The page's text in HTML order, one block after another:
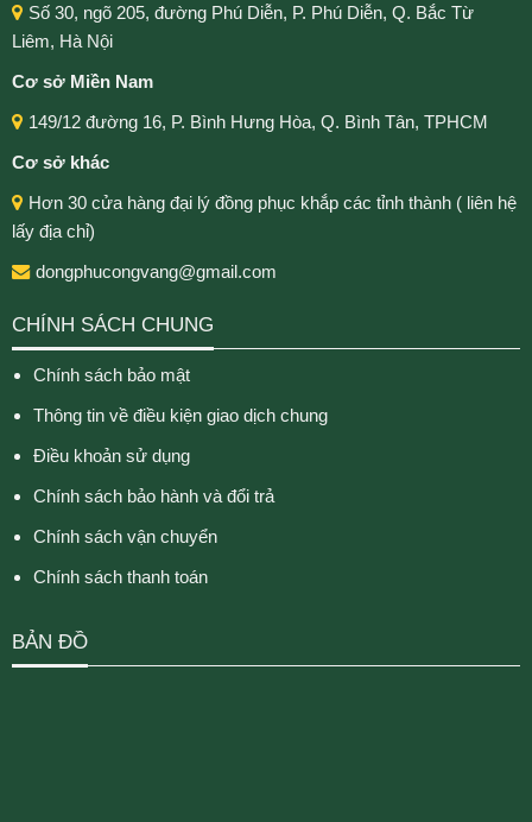
Số 30, ngõ 205, đường Phú Diễn, P. Phú Diễn, Q. Bắc Từ
Liêm, Hà Nội
Cơ sở Miền Nam
149/12 đường 16, P. Bình Hưng Hòa, Q. Bình Tân, TPHCM
Cơ sở khác
Hơn 30 cửa hàng đại lý đồng phục khắp các tỉnh thành ( liên hệ
lấy địa chỉ)
dongphucongvang@gmail.com
CHÍNH SÁCH CHUNG
Chính sách bảo mật
Thông tin về điều kiện giao dịch chung
Điều khoản sử dụng
Chính sách bảo hành và đổi trả
Chính sách vận chuyển
Chính sách thanh toán
BẢN ĐỒ